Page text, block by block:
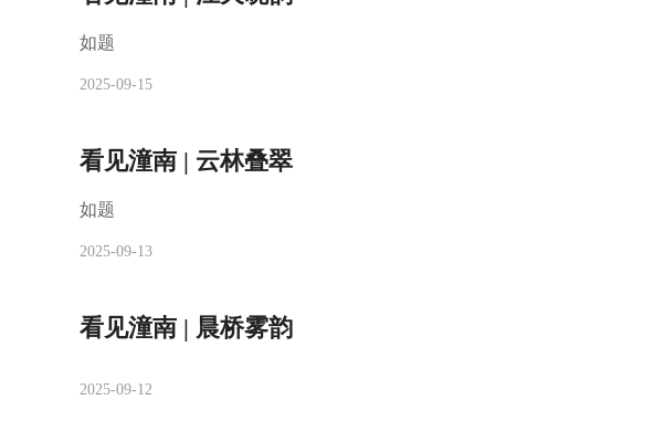
如题
2025-09-15
看见潼南 | 云林叠翠
如题
2025-09-13
看见潼南 | 晨桥雾韵
2025-09-12